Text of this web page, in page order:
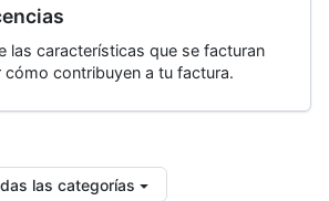
las características que se facturan
cómo contribuyen a tu factura.
las categorías